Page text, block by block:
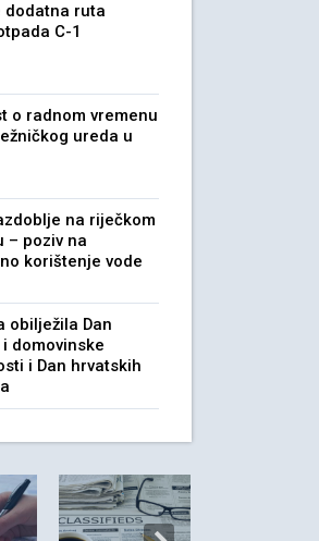
dodatna ruta
C-1
o radnom vremenu
ureda u
na riječkom
– poziv na
korištenje vode
obilježila Dan
domovinske
i Dan hrvatskih